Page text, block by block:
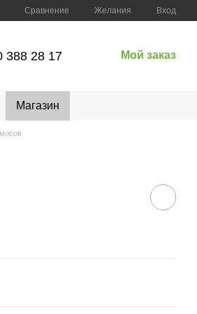
Сравнение Желания Вход
388 28 17 Мой заказ
Магазин